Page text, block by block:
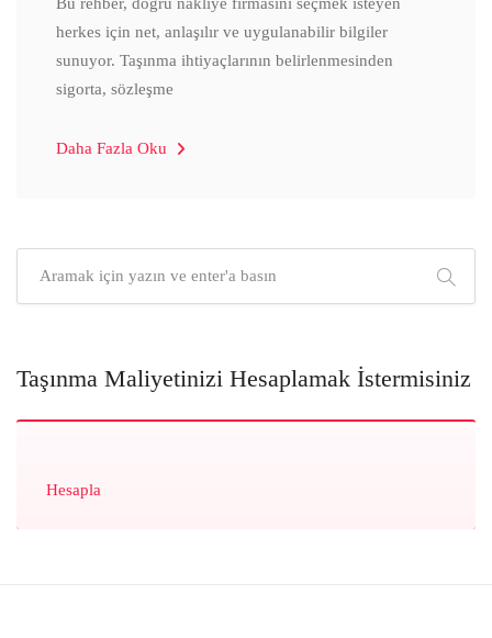
herkes için net, anlaşılır ve uygulanabilir bilgiler
sunuyor. Taşınma ihtiyaçlarının belirlenmesinden
sigorta, sözleşme
Daha Fazla Oku
Taşınma Maliyetinizi Hesaplamak İstermisiniz
Hesapla